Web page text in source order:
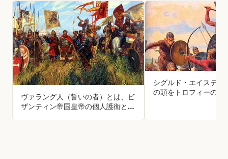
ヴァラング人（誓いの者）とは、ビ
ザンティン帝国皇帝の個人護衛とし
シグルド・エイステイ
の頭をトロフィーのよ
を引き起こし、それが